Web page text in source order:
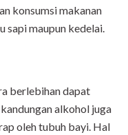
konsumsi makanan
sapi maupun kedelai.
berlebihan dapat
alkohol juga
oleh tubuh bayi. Hal